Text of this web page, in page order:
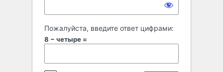
Пожалуйста, введите ответ цифрами:
8 − четыре =